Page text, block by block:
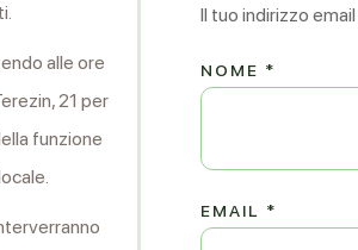
alle ore
21 per
funzione
Il tuo indirizzo
NOME *
EMAIL *